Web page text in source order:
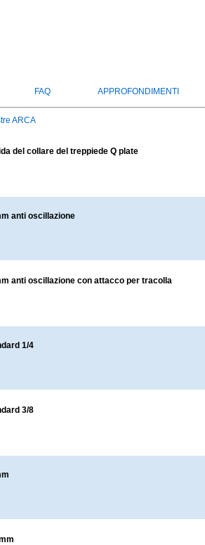
FAQ APPROFONDIMENTI
ARCA
del collare del treppiede Q plate
anti oscillazione
anti oscillazione con attacco per tracolla
1/4
3/8